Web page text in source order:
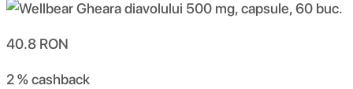
40.8 RON
2 %cashback